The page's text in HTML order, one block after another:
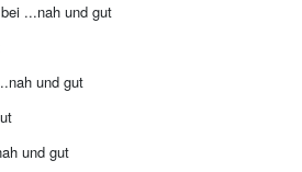
...nah und gut
und gut
und gut